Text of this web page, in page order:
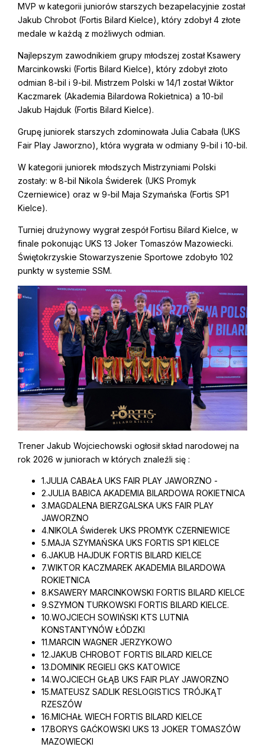
MVP w kategorii juniorów starszych bezapelacyjnie został
Jakub Chrobot (Fortis Bilard Kielce), który zdobył 4 złote
medale w każdą z możliwych odmian.
Najlepszym zawodnikiem grupy młodszej został Ksawery
Marcinkowski (Fortis Bilard Kielce), który zdobył złoto
odmian 8-bil i 9-bil. Mistrzem Polski w 14/1 został Wiktor
Kaczmarek (Akademia Bilardowa Rokietnica) a 10-bil
Jakub Hajduk (Fortis Bilard Kielce).
Grupę juniorek starszych zdominowała Julia Cabała (UKS
Fair Play Jaworzno), która wygrała w odmiany 9-bil i 10-bil.
W kategorii juniorek młodszych Mistrzyniami Polski
zostały: w 8-bil Nikola Świderek (UKS Promyk
Czerniewice) oraz w 9-bil Maja Szymańska (Fortis SP1
Kielce).
Turniej drużynowy wygrał zespół Fortisu Bilard Kielce, w
finale pokonując UKS 13 Joker Tomaszów Mazowiecki.
Świętokrzyskie Stowarzyszenie Sportowe zdobyło 102
punkty w systemie SSM.
Trener Jakub Wojciechowski ogłosił skład narodowej na
rok 2026 w juniorach w których znaleźli się :
1.JULIA CABAŁA UKS FAIR PLAY JAWORZNO -
2.JULIA BABICA AKADEMIA BILARDOWA ROKIETNICA
3.MAGDALENA BIERZGALSKA UKS FAIR PLAY
JAWORZNO
4.NIKOLA Świderek UKS PROMYK CZERNIEWICE
5.MAJA SZYMAŃSKA UKS FORTIS SP1 KIELCE
6.JAKUB HAJDUK FORTIS BILARD KIELCE
7.WIKTOR KACZMAREK AKADEMIA BILARDOWA
ROKIETNICA
8.KSAWERY MARCINKOWSKI FORTIS BILARD KIELCE
9.SZYMON TURKOWSKI FORTIS BILARD KIELCE.
10.WOJCIECH SOWIŃSKI KTS LUTNIA
KONSTANTYNÓW ŁÓDZKI
11.MARCIN WAGNER JERZYKOWO
12.JAKUB CHROBOT FORTIS BILARD KIELCE
13.DOMINIK REGIELI GKS KATOWICE
14.WOJCIECH GŁĄB UKS FAIR PLAY JAWORZNO
15.MATEUSZ SADLIK RESLOGISTICS TRÓJKĄT
RZESZÓW
16.MICHAŁ WIECH FORTIS BILARD KIELCE
17.BORYS GAĆKOWSKI UKS 13 JOKER TOMASZÓW
MAZOWIECKI